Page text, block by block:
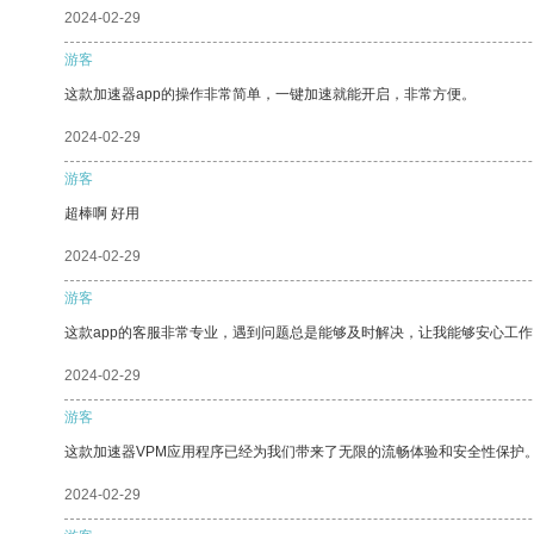
2024-02-29
游客
这款加速器app的操作非常简单，一键加速就能开启，非常方便。
2024-02-29
游客
超棒啊 好用
2024-02-29
游客
这款app的客服非常专业，遇到问题总是能够及时解决，让我能够安心工
2024-02-29
游客
这款加速器VPM应用程序已经为我们带来了无限的流畅体验和安全性保护
2024-02-29